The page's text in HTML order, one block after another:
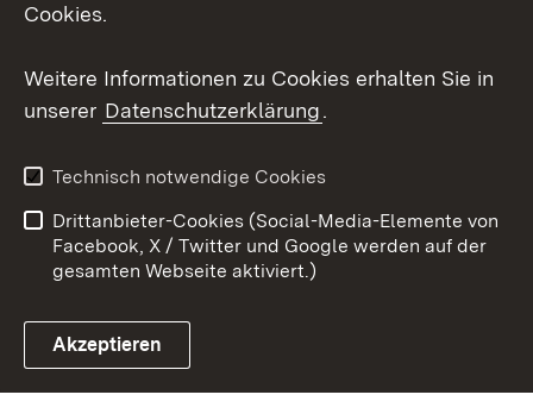
Youtube
Link zum Landesportal
Kontakt
Datenschutz
Barrierefreiheit
Impressum Cookies
Cookies.
Weitere Informationen zu Cookies erhalten Sie in
unserer Datenschutzerklärung.
Technisch notwendige Cookies
Drittanbieter-Cookies (Social-Media-Elemente von
Facebook, X / Twitter und Google werden auf der
gesamten Webseite aktiviert.)
Akzeptieren